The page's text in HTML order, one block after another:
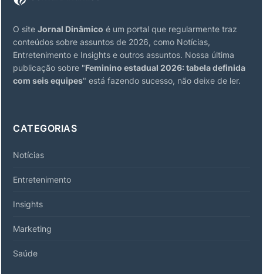
O site Jornal Dinâmico é um portal que regularmente traz
conteúdos sobre assuntos de 2026, como Notícias,
Entretenimento e Insights e outros assuntos. Nossa última
publicação sobre "Feminino estadual 2026: tabela definida
com seis equipes" está fazendo sucesso, não deixe de ler.
CATEGORIAS
Notícias
Entretenimento
Insights
Marketing
Saúde